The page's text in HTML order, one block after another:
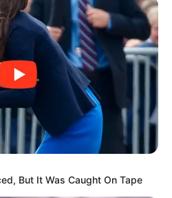
But It Was Caught On Tape